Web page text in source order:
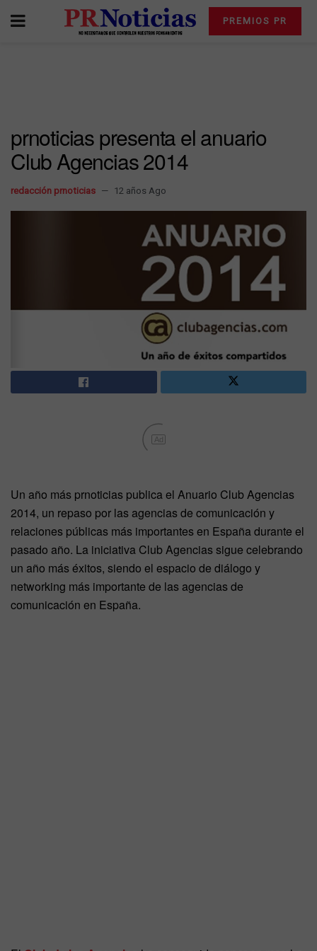
PREMIOS PR
prnoticias presenta el anuario
Club Agencias 2014
redacción prnoticias 12 años Ago
Ad
Un año más prnoticias publica el Anuario Club Agencias
2014, un repaso por las agencias de comunicación y
relaciones públicas más importantes en España durante el
pasado año. La iniciativa Club Agencias sigue celebrando
un año más éxitos, siendo el espacio de diálogo y
networking más importante de las agencias de
comunicación en España.